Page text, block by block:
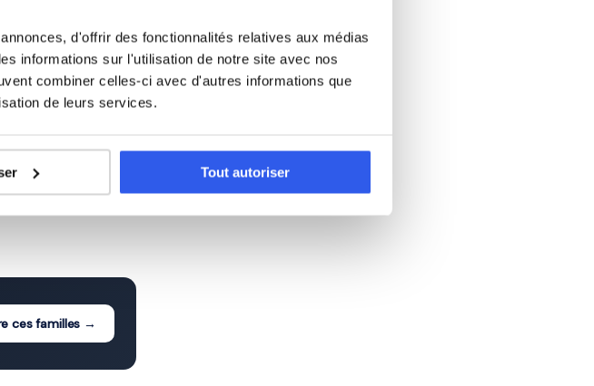
d'offrir des fonctionnalités relatives aux médias
informations sur l'utilisation de notre site avec nos
combiner celles-ci avec d'autres informations que
de leurs services.
Tout autoriser
(Supérieur
ces familles →